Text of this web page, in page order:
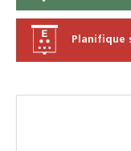
Planifique